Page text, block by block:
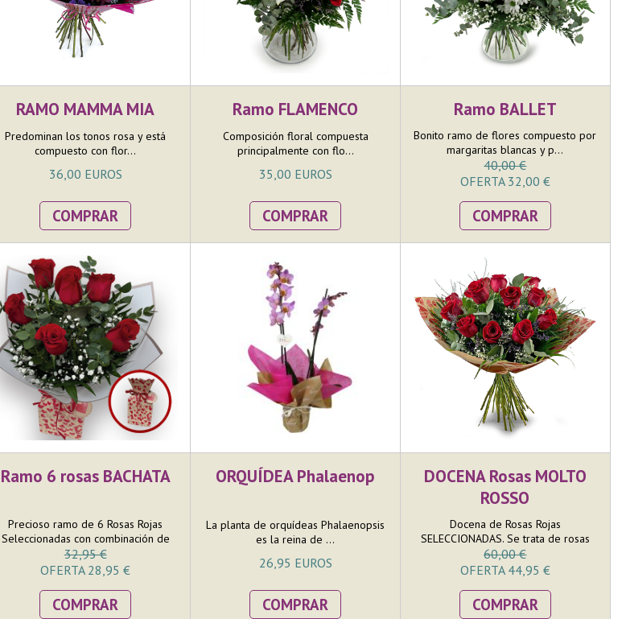
RAMO MAMMA MIA
Predominan los tonos rosa y está
compuesto con flor...
36,00 EUROS
COMPRAR
Ramo FLAMENCO
Composición floral compuesta
principalmente con flo...
35,00 EUROS
COMPRAR
Ramo BALLET
Bonito ramo de flores compuesto por
margaritas blancas y p...
40,00 €
OFERTA 32,00 €
COMPRAR
Ramo 6 rosas BACHATA
Precioso ramo de 6 Rosas Rojas
Seleccionadas con combinación de
verdes decorativos. Se trata de un
ramo redondo, ideal para poner en
ramo es mediano pero llamativo
donde en la confección nos
32,95 €
OFERTA 28,95 €
COMPRAR
ORQUÍDEA Phalaenop
La planta de orquídeas Phalaenopsis
es la reina de ...
26,95 EUROS
COMPRAR
DOCENA Rosas MOLTO
ROSSO
Docena de Rosas Rojas
SELECCIONADAS. Se trata de rosas
roj...
60,00 €
OFERTA 44,95 €
COMPRAR